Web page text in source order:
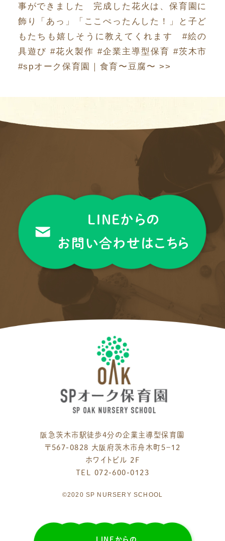
LINEからの
事ができました 完成した花火は、保育園に
飾り「あっ️」「ここぺったんした！」と子ど
もたちも嬉しそうに教えてくれます #絵の
具遊び #花火製作 #企業主導型保育 #茨木市
#spオーク保育園
｜ 食育〜豆腐〜>>
LINEからの
お問い合わせはこちら
阪急茨木市駅徒歩4分の企業主導型保育園
〒567-0828 大阪府茨木市舟木町５−１２
ホワイトビル 2F
TEL 072-600-0123
©2020 SP NURSERY SCHOOL